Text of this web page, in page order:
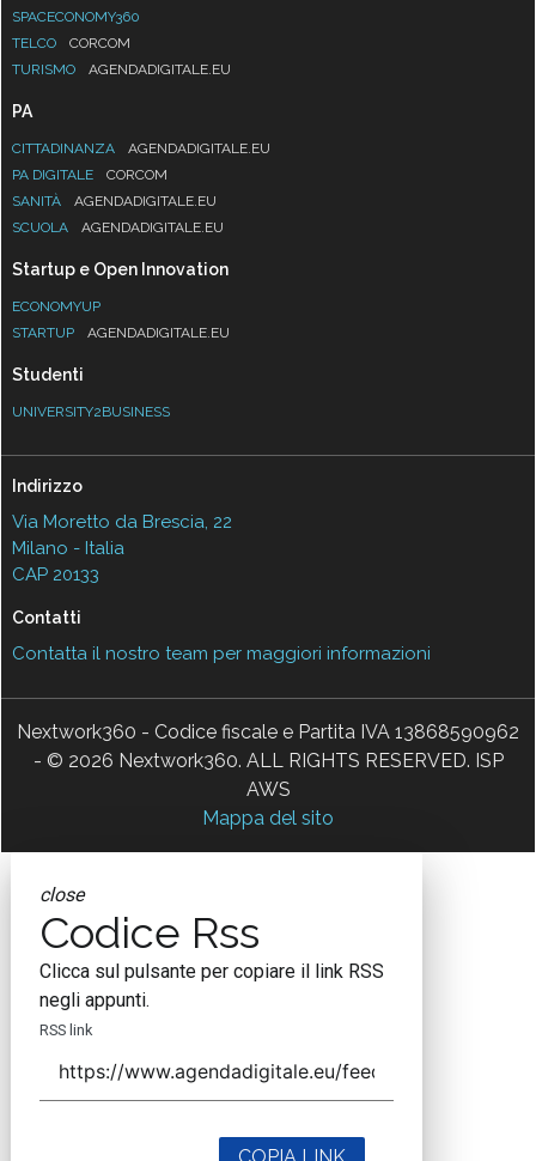
SPACECONOMY360
TELCO
CORCOM
TURISMO
AGENDADIGITALE.EU
PA
CITTADINANZA
AGENDADIGITALE.EU
PA DIGITALE
CORCOM
SANITÀ
AGENDADIGITALE.EU
SCUOLA
AGENDADIGITALE.EU
Startup e Open Innovation
ECONOMYUP
STARTUP
AGENDADIGITALE.EU
Studenti
UNIVERSITY2BUSINESS
Indirizzo
Via Moretto da Brescia, 22
Milano - Italia
CAP 20133
Contatti
Contatta il nostro team per maggiori informazioni
Nextwork360 - Codice fiscale e Partita IVA 13868590962
- © 2026 Nextwork360. ALL RIGHTS RESERVED. ISP
AWS
Mappa del sito
close
Codice Rss
Clicca sul pulsante per copiare il link RSS
negli appunti.
RSS link
COPIA LINK